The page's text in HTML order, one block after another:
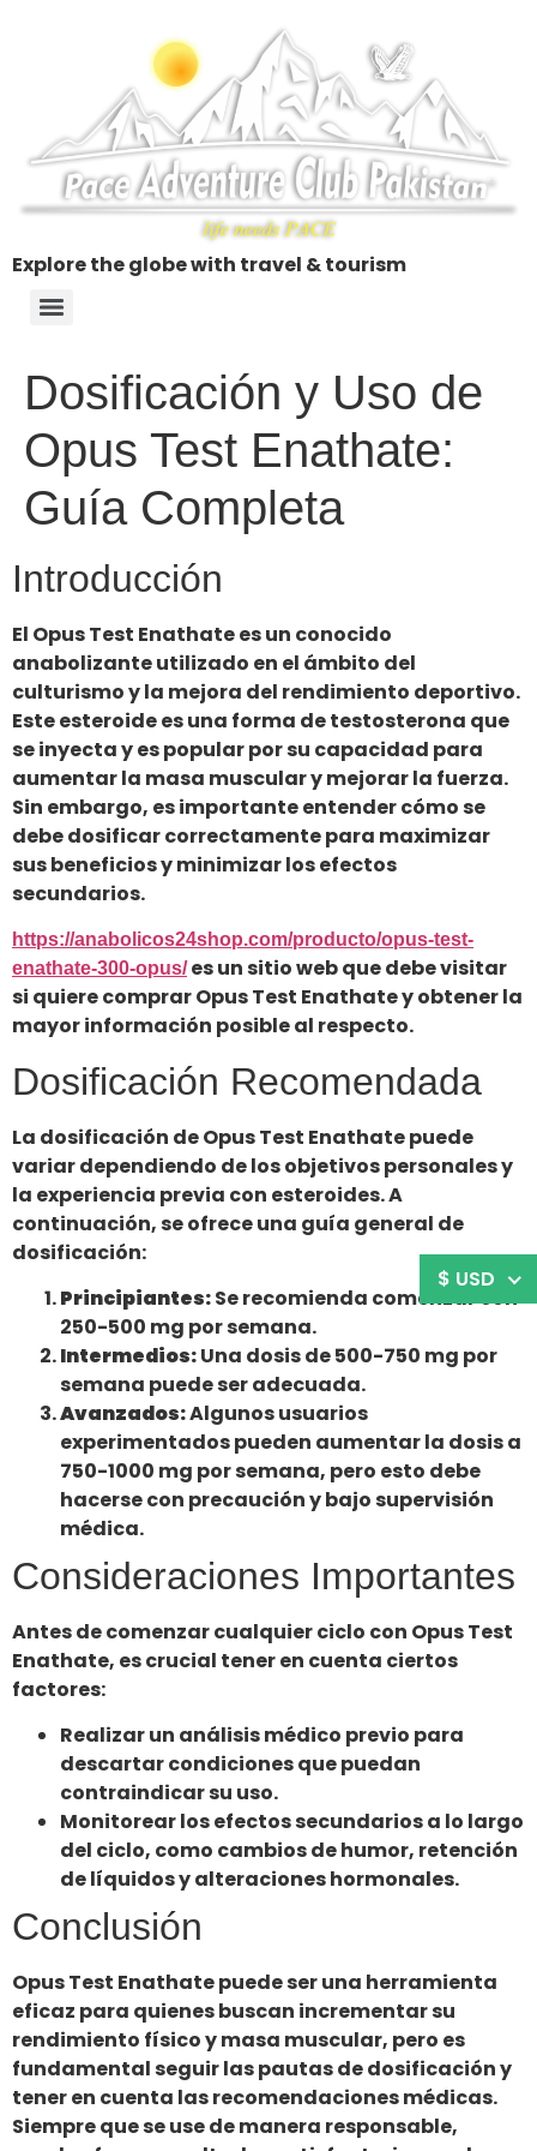
Explore the globe with travel & tourism
Dosificación y Uso de
Opus Test Enathate:
Guía Completa
Introducción
El Opus Test Enathate es un conocido
anabolizante utilizado en el ámbito del
culturismo y la mejora del rendimiento deportivo.
Este esteroide es una forma de testosterona que
se inyecta y es popular por su capacidad para
aumentar la masa muscular y mejorar la fuerza.
Sin embargo, es importante entender cómo se
debe dosificar correctamente para maximizar
sus beneficios y minimizar los efectos
secundarios.
https://anabolicos24shop.com/producto/opus-test-
enathate-300-opus/es un sitio web que debe visitar
si quiere comprar Opus Test Enathate y obtener la
mayor información posible al respecto.
Dosificación Recomendada
La dosificación de Opus Test Enathate puede
variar dependiendo de los objetivos personales y
la experiencia previa con esteroides. A
continuación, se ofrece una guía general de
dosificación:
Principiantes:Se recomienda comenzar con
250-500 mg por semana.
Intermedios:Una dosis de 500-750 mg por
semana puede ser adecuada.
Avanzados:Algunos usuarios
experimentados pueden aumentar la dosis a
750-1000 mg por semana, pero esto debe
hacerse con precaución y bajo supervisión
médica.
Consideraciones Importantes
Antes de comenzar cualquier ciclo con Opus Test
Enathate, es crucial tener en cuenta ciertos
factores:
Realizar un análisis médico previo para
descartar condiciones que puedan
contraindicar su uso.
Monitorear los efectos secundarios a lo largo
del ciclo, como cambios de humor, retención
de líquidos y alteraciones hormonales.
Conclusión
Opus Test Enathate puede ser una herramienta
eficaz para quienes buscan incrementar su
rendimiento físico y masa muscular, pero es
fundamental seguir las pautas de dosificación y
tener en cuenta las recomendaciones médicas.
Siempre que se use de manera responsable,
$ USD